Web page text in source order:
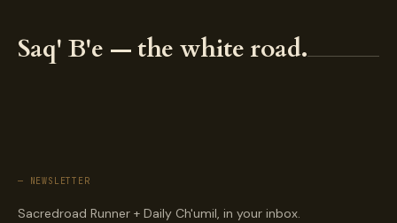
Saq' B'e — the white road.
— NEWSLETTER
Sacredroad Runner + Daily Ch'umil, in your inbox.